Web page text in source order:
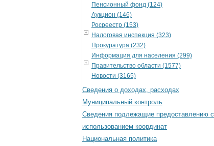
Пенсионный фонд (124)
Аукцион (146)
Росреестр (153)
Налоговая инспекция (323)
Прокуратура (232)
Информация для населения (299)
Правительство области (1577)
Новости (3165)
Сведения о доходах, расходах
Муниципальный контроль
Сведения подлежащие предоставлению с
использованием координат
Национальная политика